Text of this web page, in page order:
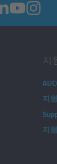
지
지
지